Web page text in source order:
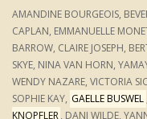
AMANDINE BOURGEOIS,
CAPLAN, EMMANUELLE
BARROW, CLAIRE JOSEPH,
SKYE, NINA VAN HORN,
WENDY NAZARE, VICTORIA
SOPHIE KAY, GAELLE BUSWEL
KNOPFLER, DANI WILDE,